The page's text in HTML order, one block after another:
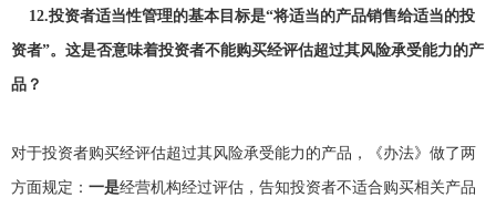
12.投资者适当性管理的基本目标是“将适当的产品销售给适当的投
资者”。这是否意味着投资者不能购买经评估超过其风险承受能力的产
品？
对于投资者购买经评估超过其风险承受能力的产品，《办法》做了两
方面规定： 一是经营机构经过评估，告知投资者不适合购买相关产品